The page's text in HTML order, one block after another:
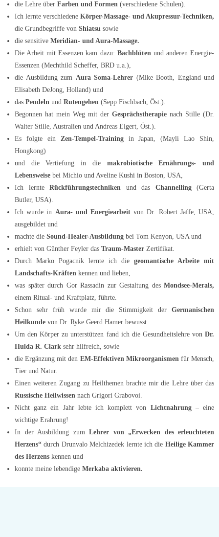
die Lehre über Farben und Formen (verschiedene Schulen).
Ich lernte verschiedene Körper-Massage- und Akupressur-Techniken,
die Grundbegriffe von Shiatsu sowie
die sensitive Meridian- und Aura-Massage.
Die Arbeit mit Essenzen kam dazu: Bachblütenund anderen Energie-
Essenzen (Mechthild Scheffer, BRD u.a.),
die Ausbildung zum Aura Soma-Lehrer (Mike Booth, England und
Elisabeth DeJong, Holland) und
das Pendeln und Rutengehen (Sepp Fischbach, Öst.).
Begonnen hat mein Weg mit der Gesprächstherapie nach Stille (Dr.
Walter Stille, Australien und Andreas Elgert, Öst.).
Es folgte ein Zen-Tempel-Trainingin Japan, (Mayli Lao Shin,
Hongkong)
und die Vertiefung in die makrobiotische Ernährungs- und
Lebensweise bei Michio und Aveline Kushi in Boston, USA,
Ich lernte Rückführungstechniken und das Channelling(Gerta
Butler, USA).
Ich wurde in Aura- und Energiearbeit von Dr. Robert Jaffe, USA,
ausgebildet und
machte die Sound-Healer-Ausbildung bei Tom Kenyon, USA und
erhielt von Günther Feyler das Traum-Master Zertifikat.
Durch Marko Pogacnik lernte ich die geomantische Arbeite mit
Landschafts-Kräften kennen und lieben,
was später durch Gor Rassadin zur Gestaltung des Mondsee-Merals,
einem Ritual- und Kraftplatz, führte.
Schon sehr früh wurde mir die Stimmigkeit der Germanischen
Heilkunde von Dr. Ryke Geerd Hamer bewusst.
Um den Körper zu unterstützen fand ich die Gesundheitslehre von Dr.
Hulda R. Clark sehr hilfreich, sowie
die Ergänzung mit den EM-Effektiven Mikroorganismen für Mensch,
Tier und Natur.
Einen weiteren Zugang zu Heilthemen brachte mir die Lehre über das
Russische Heilwissen nach Grigori Grabovoi.
Nicht ganz ein Jahr lebte ich komplett von Lichtnahrung – eine
wichtige Erahrung!
In der Ausbildung zum Lehrer von „Erwecken des erleuchteten
Herzens“ durch Drunvalo Melchizedek lernte ich die Heilige Kammer
des Herzens kennen und
konnte meine lebendige Merkaba aktivieren.